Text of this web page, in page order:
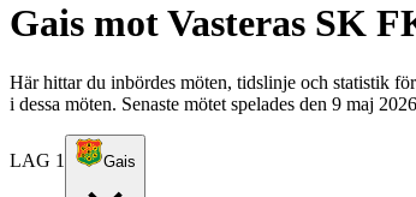
Gais motVasteras SK
Här hittar du inbördes möten, tidslinje och statistik
i dessa möten. Senaste mötet spelades den 9 maj
LAG 1 Gais